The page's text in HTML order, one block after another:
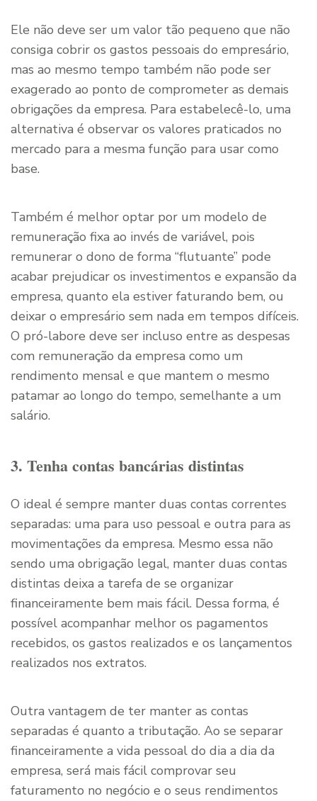
Ele não deve ser um valor tão pequeno que não
consiga cobrir os gastos pessoais do empresário,
mas ao mesmo tempo também não pode ser
exagerado ao ponto de comprometer as demais
obrigações da empresa. Para estabelecê-lo, uma
alternativa é observar os valores praticados no
mercado para a mesma função para usar como
base.
Também é melhor optar por um modelo de
remuneração fixa ao invés de variável, pois
remunerar o dono de forma “flutuante” pode
acabar prejudicar os investimentos e expansão da
empresa, quanto ela estiver faturando bem, ou
deixar o empresário sem nada em tempos difíceis.
O pró-labore deve ser incluso entre as despesas
com remuneração da empresa como um
rendimento mensal e que mantem o mesmo
patamar ao longo do tempo, semelhante a um
salário.
3. Tenha contas bancárias distintas
O ideal é sempre manter duas contas correntes
separadas: uma para uso pessoal e outra para as
movimentações da empresa. Mesmo essa não
sendo uma obrigação legal, manter duas contas
distintas deixa a tarefa de se organizar
financeiramente bem mais fácil. Dessa forma, é
possível acompanhar melhor os pagamentos
recebidos, os gastos realizados e os lançamentos
realizados nos extratos.
Outra vantagem de ter manter as contas
separadas é quanto a tributação. Ao se separar
financeiramente a vida pessoal do dia a dia da
empresa, será mais fácil comprovar seu
faturamento no negócio e o seus rendimentos